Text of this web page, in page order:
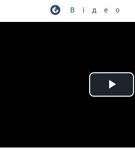
Відео